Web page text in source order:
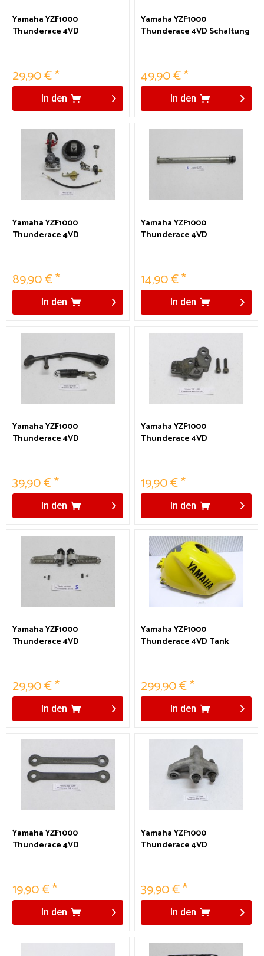
Yamaha YZF1000
Thunderace 4VD
29,90 € *
In den
Yamaha YZF1000
Thunderace 4VD Schaltung
49,90 € *
In den
Yamaha YZF1000
Thunderace 4VD
89,90 € *
In den
Yamaha YZF1000
Thunderace 4VD
14,90 € *
In den
Yamaha YZF1000
Thunderace 4VD
39,90 € *
In den
Yamaha YZF1000
Thunderace 4VD
19,90 € *
In den
Yamaha YZF1000
Thunderace 4VD
29,90 € *
In den
Yamaha YZF1000
Thunderace 4VD Tank
299,90 € *
In den
Yamaha YZF1000
Thunderace 4VD
19,90 € *
In den
Yamaha YZF1000
Thunderace 4VD
39,90 € *
In den